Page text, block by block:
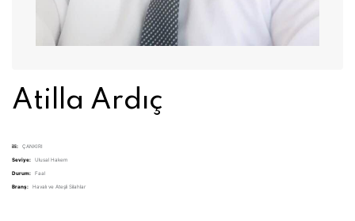
Atilla Ardıç
ili: ÇANKIRI
Seviye: Ulusal Hakem
Durum: Faal
Branş: Havalı ve Ateşli Silahlar